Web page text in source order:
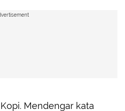
Kopi. Mendengar kata